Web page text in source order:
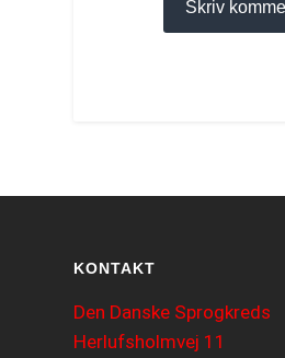
KONTAKT
Den Danske Sprogkreds
Herlufsholmvej 11